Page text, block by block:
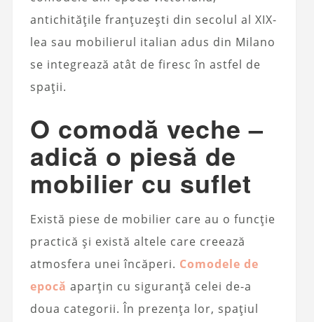
antichitățile franțuzești din secolul al XIX-
lea sau mobilierul italian adus din Milano
se integrează atât de firesc în astfel de
spații.
O comodă veche –
adică o piesă de
mobilier cu suflet
Există piese de mobilier care au o funcție
practică și există altele care creează
atmosfera unei încăperi. Comodele de
epocă aparțin cu siguranță celei de-a
doua categorii. În prezența lor, spațiul